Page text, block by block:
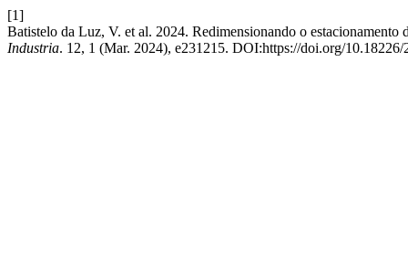
[1]
Batistelo da Luz, V. et al. 2024. Redimensionando o
Industria. 12, 1 (Mar. 2024), e231215. DOI:https://doi.org/10.18226/